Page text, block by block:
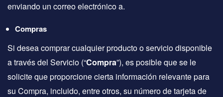
enviando un correo electrónico a.
Compras
Si desea comprar cualquier producto o servicio disponible
a través del Servicio (“Compra”), es posible que se le
solicite que proporcione cierta información relevante para
su Compra, incluido, entre otros, su número de tarjeta de